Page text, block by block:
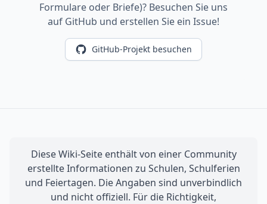
Formulare oder Briefe)? Besuchen Sie uns
auf GitHub und erstellen Sie ein Issue!
GitHub-Projekt besuchen
Diese Wiki-Seite enthält von einer Community
erstellte Informationen zu Schulen, Schulferien
und Feiertagen. Die Angaben sind unverbindlich
und nicht offiziell. Für die Richtigkeit,